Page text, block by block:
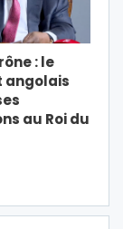
: le
angolais
au Roi du